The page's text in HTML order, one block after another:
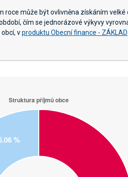
roce může být ovlivněna získáním
čím se jednorázové výkyvy
vproduktu Obecní finance - ZÁKLAD